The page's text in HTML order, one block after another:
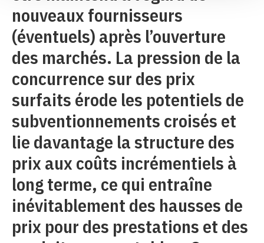
nouveaux fournisseurs
(éventuels) après l’ouverture
des marchés. La pression de la
concurrence sur des prix
surfaits érode les potentiels de
subventionnements croisés et
lie davantage la structure des
prix aux coûts incrémentiels à
long terme, ce qui entraîne
inévitablement des hausses de
prix pour des prestations et des